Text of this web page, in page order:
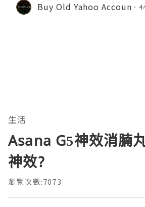
Buy Old Yahoo Accoun 4
生活
Asana G5神效消腩
神效?
瀏覽次數:7073